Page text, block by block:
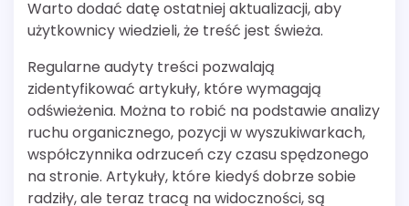
Warto dodać datę ostatniej aktualizacji, aby
użytkownicy wiedzieli, że treść jest świeża.
Regularne audyty treści pozwalają
zidentyfikować artykuły, które wymagają
odświeżenia. Można to robić na podstawie analizy
ruchu organicznego, pozycji w wyszukiwarkach,
współczynnika odrzuceń czy czasu spędzonego
na stronie. Artykuły, które kiedyś dobrze sobie
radziły, ale teraz tracą na widoczności, są